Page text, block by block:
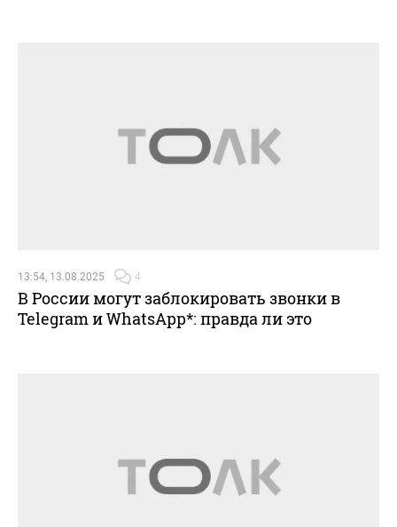
13:54, 13.08.2025 4
В России могут заблокировать звонки в
Telegram и WhatsApp*: правда ли это